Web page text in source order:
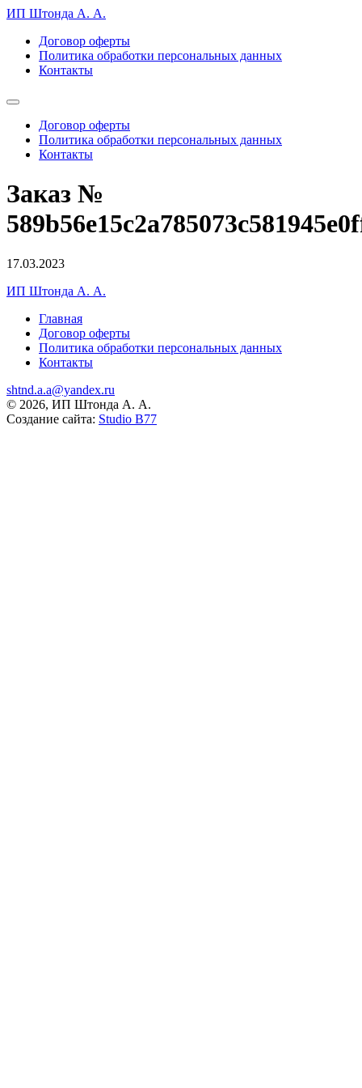
ИП Штонда А. А.
Договор оферты
Политика обработки персональных данных
Контакты
Договор оферты
Политика обработки персональных данных
Контакты
Заказ №
17.03.2023
ИП Штонда А. А.
Главная
Договор оферты
Политика обработки персональных данных
Контакты
shtnd.a.a@yandex.ru
© 2026, ИП Штонда А. А.
Создание сайта: Studio B77